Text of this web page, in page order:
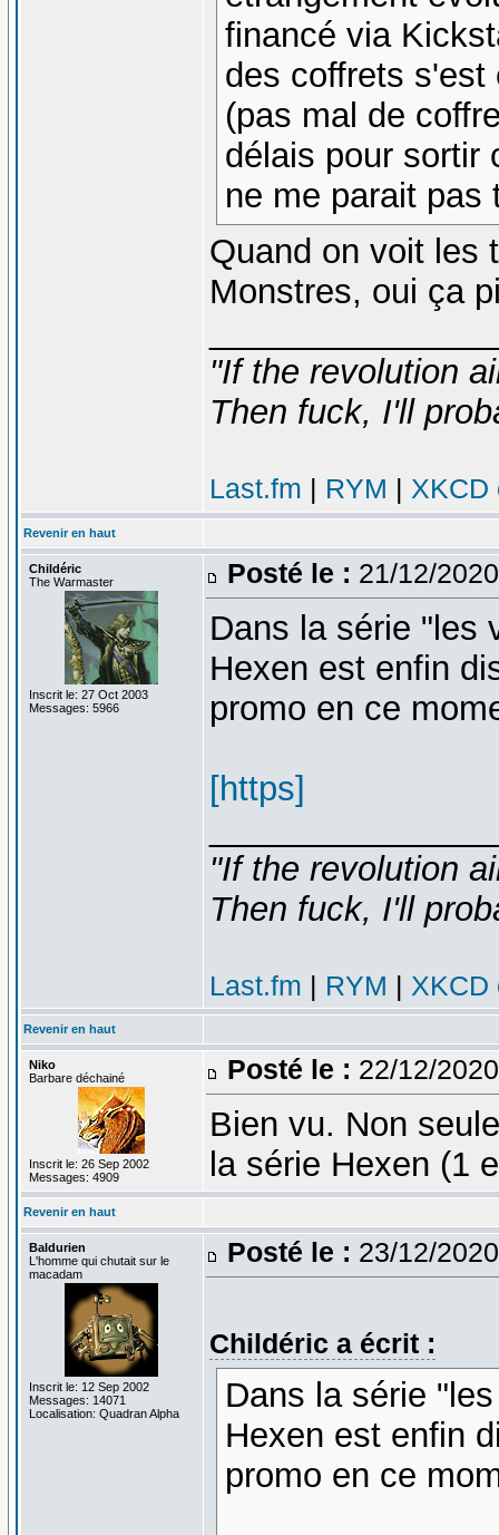
financé via
des coffrets s'est
(pas mal de
délais pour sortir
ne me parait pas
Quand on voit les
Monstres, oui ça
"If the revolution
Then fuck, I'll
Last.fm | RYM | XKCD
Revenir en haut
Childéric
The Warmaster
Inscrit le: 27 Oct 2003
Messages: 5966
Posté le : 21/12/
Dans la série "les
Hexen est enfin
promo en ce
[https]
"If the revolution
Then fuck, I'll
Last.fm | RYM | XKCD
Revenir en haut
Niko
Barbare déchainé
Inscrit le: 26 Sep 2002
Messages: 4909
Posté le : 22/12/
Bien vu. Non
la série Hexen (1
Revenir en haut
Baldurien
L'homme qui chutait sur le
macadam
Inscrit le: 12 Sep 2002
Messages: 14071
Localisation: Quadran Alpha
Posté le : 23/12/
Childéric a écrit :
Dans la série
Hexen est enfin
promo en ce